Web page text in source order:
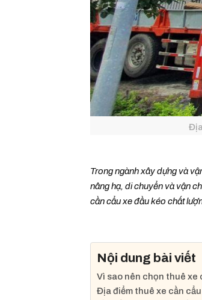
Trong ngành xây dựng và
nâng hạ, di chuyển và vận
cần cẩu xe đầu kéo chất
Nội dung bài viết
Vì sao nên chọn thuê xe
Địa điểm thuê xe cần